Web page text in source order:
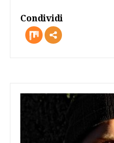
Condividi